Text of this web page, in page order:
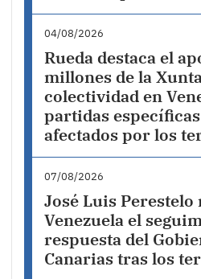
04/08/2026
Rueda destaca el
millones de la
colectividad en
partidas
afectados por los
07/08/2026
José Luis Perestelo
Venezuela el
respuesta del
Canarias tras los